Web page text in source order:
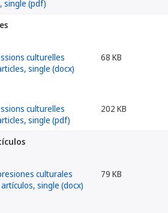
68 KB
202 KB
79 KB